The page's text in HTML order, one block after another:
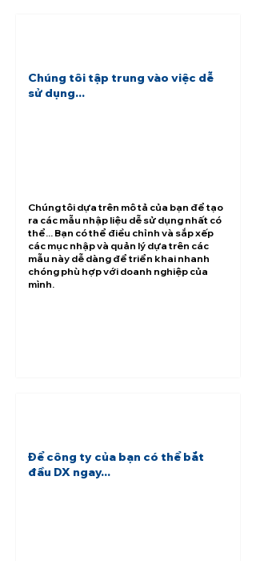
Chúng tôi tập trung vào việc dễ
sử dụng...
Chúng tôi dựa trên mô tả của bạn để tạo
ra các mẫu nhập liệu dễ sử dụng nhất có
thể... Bạn có thể điều chỉnh và sắp xếp
các mục nhập và quản lý dựa trên các
mẫu này dễ dàng để triển khai nhanh
chóng phù hợp với doanh nghiệp của
mình.
Để công ty của bạn có thể bắt
đầu DX ngay...